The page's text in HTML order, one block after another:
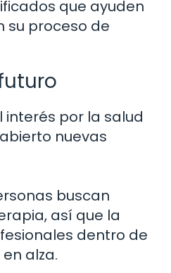
que ayuden
su proceso de
interés por la salud
nuevas
buscan
así que la
dentro de
alza.